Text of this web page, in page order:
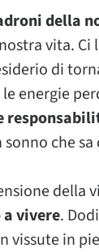
della
vita. Ci
di
energie
che
della
a vivere.
vissute in